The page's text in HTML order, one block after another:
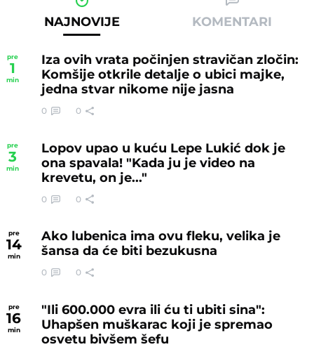
NAJNOVIJE KOMENTARI
pre
1
min
Iza ovih vrata počinjen stravičan zločin:
Komšije otkrile detalje o ubici majke,
jedna stvar nikome nije jasna
0 0
pre
3
min
Lopov upao u kuću Lepe Lukić dok je
ona spavala! "Kada ju je video na
krevetu, on je..."
0 0
pre
14
min
Ako lubenica ima ovu fleku, velika je
šansa da će biti bezukusna
0 0
pre
16
min
"Ili 600.000 evra ili ću ti ubiti sina":
Uhapšen muškarac koji je spremao
osvetu bivšem šefu